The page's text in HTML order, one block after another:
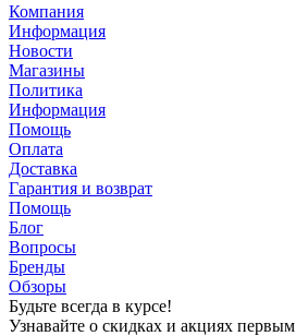
Компания
Информация
Новости
Магазины
Политика
Информация
Помощь
Оплата
Доставка
Гарантия и возврат
Помощь
Блог
Вопросы
Бренды
Обзоры
Будьте всегда в курсе!
Узнавайте о скидках и акциях первым